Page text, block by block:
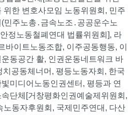
위한 변호사모임 노동위원회, 민주
민주노총․금속노조․공공운수노
정노동철폐연대 법률위원회], 라
바이트노동조합, 이주공동행동, 이
동공간 활, 인권운동네트워크 바
공동체너머, 평등노동자회, 한국
미디어노동인권센터, 평등과 연
단체[거창평화인권예술제위원회,
노동자후원회, 국제민주연대, 다산